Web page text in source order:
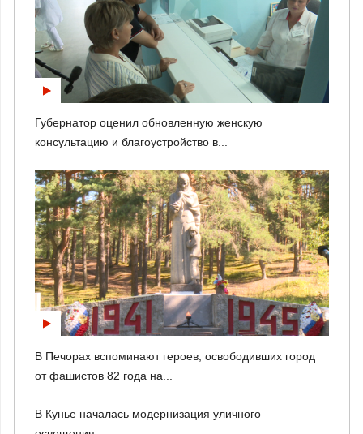
Губернатор оценил обновленную женскую
консультацию и благоустройство в...
В Печорах вспоминают героев, освободивших город
от фашистов 82 года на...
В Кунье началась модернизация уличного